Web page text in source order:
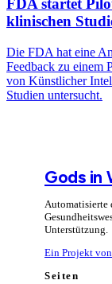
FDA startet
klinischen
Die FDA hat eine
Feedback zu einem
von Künstlicher
Studien untersucht.
Gods in
Automatisierte
Unterstützung.
Ein Projekt
Seiten